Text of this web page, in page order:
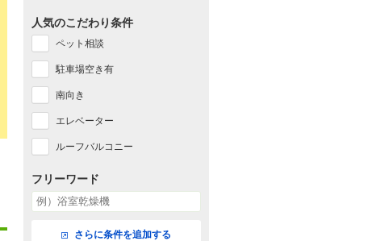
人気のこだわり条件
ペット相談
駐車場空き有
南向き
エレベーター
ルーフバルコニー
フリーワード
さらに条件を追加する